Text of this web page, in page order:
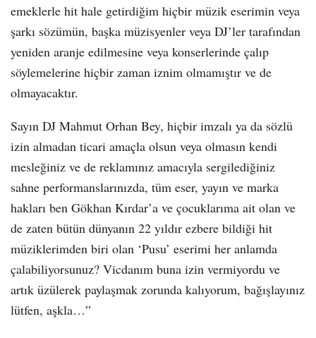
emeklerle hit hale getirdiğim hiçbir müzik eserimin veya
şarkı sözümün, başka müzisyenler veya DJ’ler tarafından
yeniden aranje edilmesine veya konserlerinde çalıp
söylemelerine hiçbir zaman iznim olmamıştır ve de
olmayacaktır.
Sayın DJ Mahmut Orhan Bey, hiçbir imzalı ya da sözlü
izin almadan ticari amaçla olsun veya olmasın kendi
mesleğiniz ve de reklamınız amacıyla sergilediğiniz
sahne performanslarınızda, tüm eser, yayın ve marka
hakları ben Gökhan Kırdar’a ve çocuklarıma ait olan ve
de zaten bütün dünyanın 22 yıldır ezbere bildiği hit
müziklerimden biri olan ‘Pusu’ eserimi her anlamda
çalabiliyorsunuz? Vicdanım buna izin vermiyordu ve
artık üzülerek paylaşmak zorunda kalıyorum, bağışlayınız
lütfen, aşkla…”